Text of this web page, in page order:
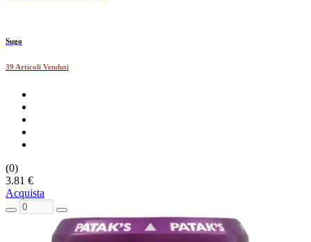
Sugo
39 Articoli Venduti
(0)
3.81 €
Acquista